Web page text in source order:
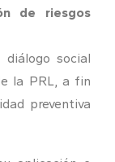
de riesgos
social
la PRL, a fin
preventiva